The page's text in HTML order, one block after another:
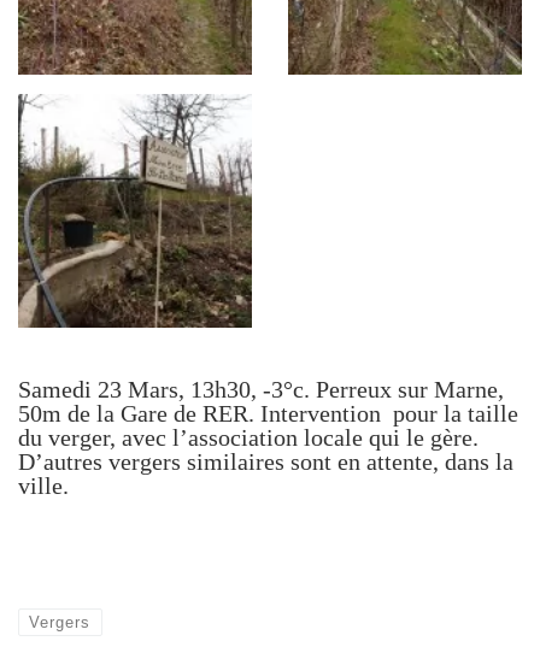
Samedi 23 Mars, 13h30, -3°c. Perreux sur Marne,
50m de la Gare de RER. Intervention pour la taille
du verger, avec l’association locale qui le gère.
D’autres vergers similaires sont en attente, dans la
ville.
Vergers